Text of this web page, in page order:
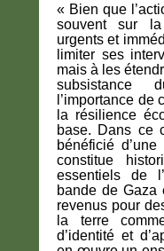
« Bien que
souvent sur
urgents et
limiter ses
mais à les
subsistance
l’importance de
la résilience
base. Dans ce
bénéficié
constitue
essentiels de
bande de Gaza
revenus pour
la terre
d’identité et